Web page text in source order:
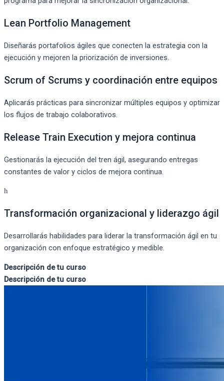
Lean Portfolio Management
Diseñarás portafolios ágiles que conecten la estrategia con la
ejecución y mejoren la priorización de inversiones.
Scrum of Scrums y coordinación entre equipos
Aplicarás prácticas para sincronizar múltiples equipos y optimizar
los flujos de trabajo colaborativos.
Release Train Execution y mejora continua
Gestionarás la ejecución del tren ágil, asegurando entregas
constantes de valor y ciclos de mejora continua.
Transformación organizacional y liderazgo ágil
Desarrollarás habilidades para liderar la transformación ágil en tu
organización con enfoque estratégico y medible.
Descripción de tu curso
Descripción de tu curso